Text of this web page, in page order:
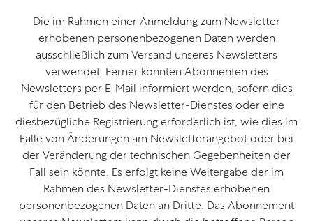
Die im Rahmen einer Anmeldung zum Newsletter
erhobenen personenbezogenen Daten werden
ausschließlich zum Versand unseres Newsletters
verwendet. Ferner könnten Abonnenten des
Newsletters per E-Mail informiert werden, sofern dies
für den Betrieb des Newsletter-Dienstes oder eine
diesbezügliche Registrierung erforderlich ist, wie dies im
Falle von Änderungen am Newsletterangebot oder bei
der Veränderung der technischen Gegebenheiten der
Fall sein könnte. Es erfolgt keine Weitergabe der im
Rahmen des Newsletter-Dienstes erhobenen
personenbezogenen Daten an Dritte. Das Abonnement